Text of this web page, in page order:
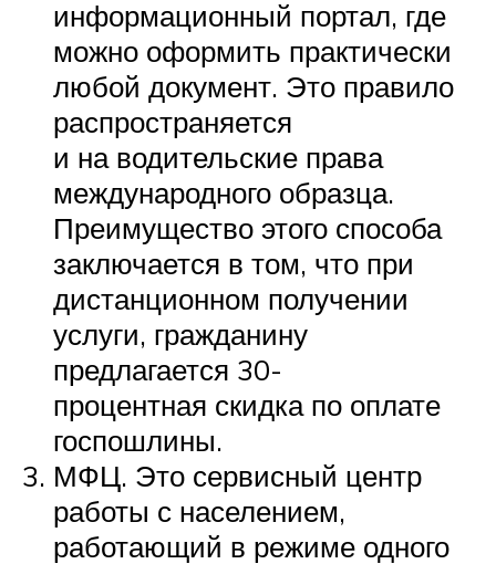
информационный портал, где
можно оформить практически
любой документ. Это правило
распространяется
и на водительские права
международного образца.
Преимущество этого способа
заключается в том, что при
дистанционном получении
услуги, гражданину
предлагается 30-
процентная скидка по оплате
госпошлины.
МФЦ. Это сервисный центр
работы с населением,
работающий в режиме одного